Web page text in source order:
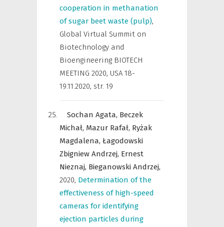
cooperation in methanation
of sugar beet waste (pulp),
Global Virtual Summit on
Biotechnology and
Bioengineering BIOTECH
MEETING 2020, USA 18-
19.11.2020, str. 19
Sochan Agata, Beczek
Michał, Mazur Rafał, Ryżak
Magdalena, Łagodowski
Zbigniew Andrzej, Ernest
Nieznaj, Bieganowski Andrzej,
2020, Determination of the
effectiveness of high-speed
cameras for identifying
ejection particles during